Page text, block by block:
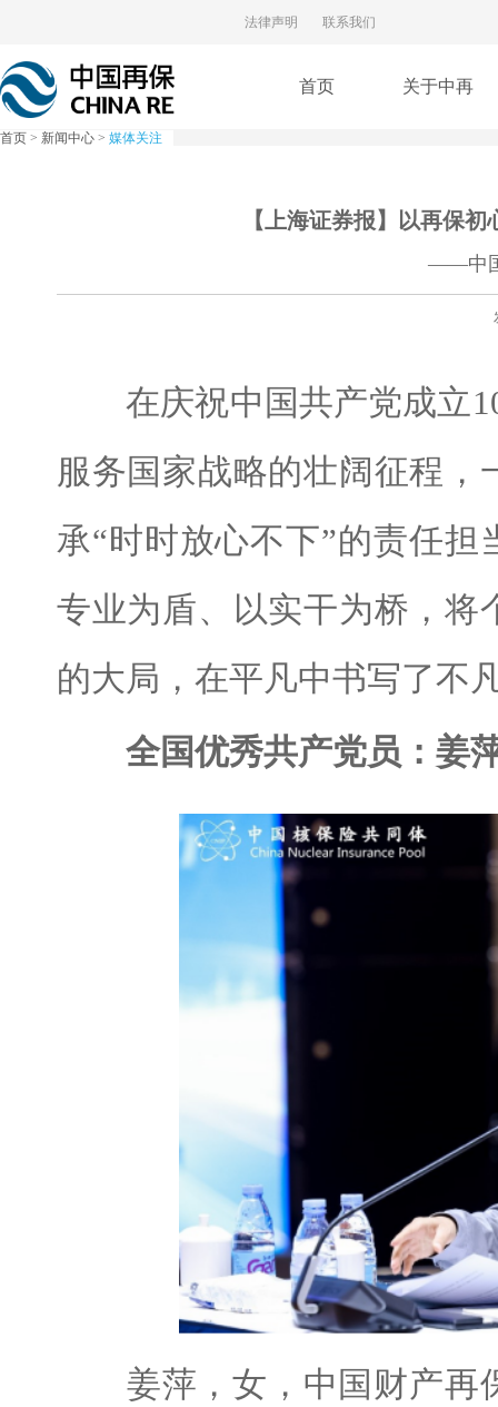
法律声明 联系我们
首页 关于中再
首页 > 新闻中心 > 媒体关注
【上海证券报】以再保
——中
在庆祝中国共产党成立
服务国家战略的壮阔征程
承“时时放心不下”的责任担
专业为盾、以实干为桥，将
的大局，在平凡中书写了不
全国优秀共产党员：
姜萍，女，中国财产再